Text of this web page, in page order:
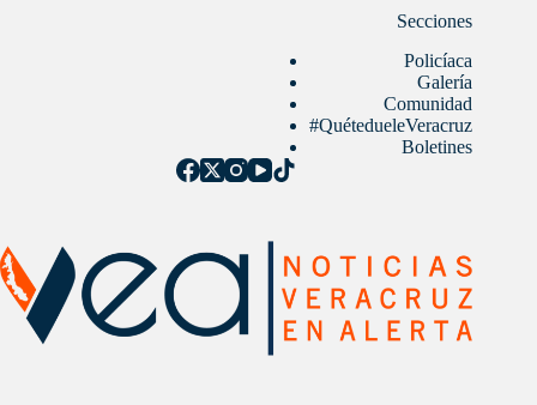
Secciones
Policíaca
Galería
Comunidad
#QuétedueleVeracruz
Boletines